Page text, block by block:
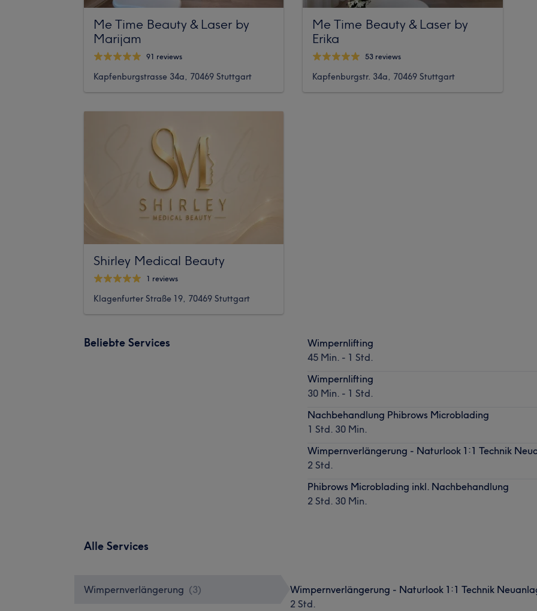
Me Time Beauty & Laser by
Marijam
91 reviews
Kapfenburgstrasse 34a, 70469 Stuttgart
Shirley Medical Beauty
1 reviews
Klagenfurter Straße 19, 70469 Stuttgart
Me Time Beauty & Laser by
Erika
53 reviews
Kapfenburgstr. 34a, 70469 Stuttgart
Beliebte Services
Wimpernlifting
45 Min. - 1 Std.
Wimpernlifting
30 Min. - 1 Std.
Nachbehandlung Phibrows Microblading
1 Std. 30 Min.
Wimpernverlängerung - Naturlook 1:1 Technik
2 Std.
Phibrows Microblading inkl. Nachbehandlung
2 Std. 30 Min.
Alle Services
Wimpernverlängerung (3)
Wimpernverlängerung - Naturlook 1:1 Technik
2 Std.